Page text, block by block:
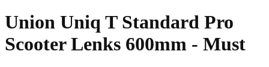
Union Uniq T Standard Pro
Scooter Lenks 600mm - Must